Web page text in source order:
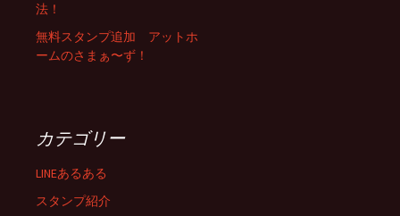
法！
無料スタンプ追加 アットホ
ームのさまぁ〜ず！
カテゴリー
LINEあるある
スタンプ紹介